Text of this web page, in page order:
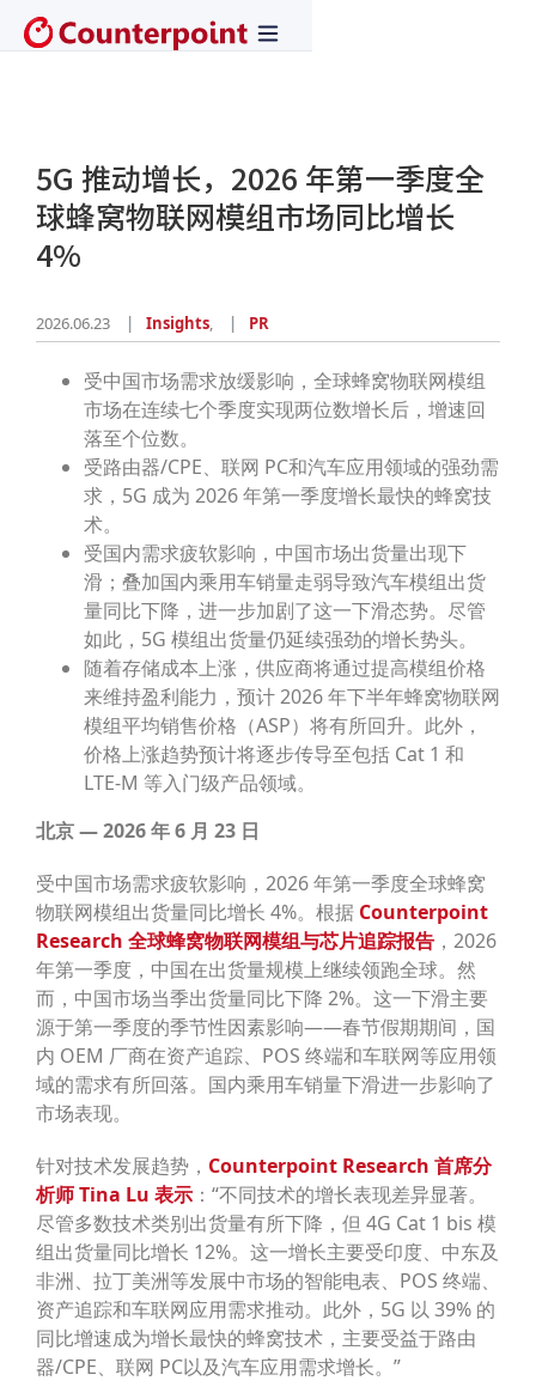
5G 推动增长，2026 年第一季度全
球蜂窝物联网模组市场同比增长
4%
2026.06.23 Insights, PR
受中国市场需求放缓影响，全球蜂窝物联网模组
市场在连续七个季度实现两位数增长后，增速回
落至个位数。
受路由器/CPE、联网 PC和汽车应用领域的强劲需
求，5G 成为 2026 年第一季度增长最快的蜂窝技
术。
受国内需求疲软影响，中国市场出货量出现下
滑；叠加国内乘用车销量走弱导致汽车模组出货
量同比下降，进一步加剧了这一下滑态势。尽管
如此，5G 模组出货量仍延续强劲的增长势头。
随着存储成本上涨，供应商将通过提高模组价格
来维持盈利能力，预计 2026 年下半年蜂窝物联网
模组平均销售价格（ASP）将有所回升。此外，
价格上涨趋势预计将逐步传导至包括 Cat 1 和
LTE-M 等入门级产品领域。
北京—2026年6 月 23 日
受中国市场需求疲软影响，2026 年第一季度全球蜂窝
物联网模组出货量同比增长 4%。根据 Counterpoint
Research 全球蜂窝物联网模组与芯片追踪报告 ，2026
年第一季度，中国在出货量规模上继续领跑全球。然
而，中国市场当季出货量同比下降 2%。这一下滑主要
源于第一季度的季节性因素影响——春节假期期间，国
内 OEM 厂商在资产追踪、POS 终端和车联网等应用领
域的需求有所回落。国内乘用车销量下滑进一步影响了
市场表现。
针对技术发展趋势， Counterpoint Research 首席分
析师Tina Lu 表示 ：“不同技术的增长表现差异显著。
尽管多数技术类别出货量有所下降，但 4G Cat 1 bis 模
组出货量同比增长 12%。这一增长主要受印度、中东及
非洲、拉丁美洲等发展中市场的智能电表、POS 终端、
资产追踪和车联网应用需求推动。此外，5G 以 39% 的
同比增速成为增长最快的蜂窝技术，主要受益于路由
器/CPE、联网 PC以及汽车应用需求增长。”